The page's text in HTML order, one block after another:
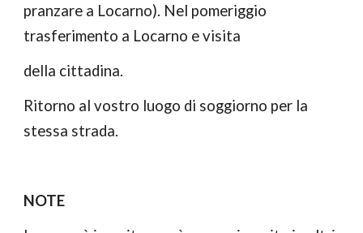
pranzare a Locarno). Nel pomeriggio
trasferimento a Locarno e visita
della cittadina.
Ritorno al vostro luogo di soggiorno per la
stessa strada.
NOTE